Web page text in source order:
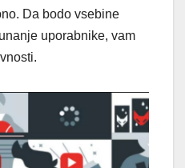
Da bodo vsebine
uporabnike, vam